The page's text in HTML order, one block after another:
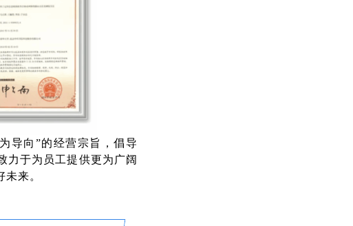
导向”的经营宗旨，倡导
力于为员工提供更为广阔
来。